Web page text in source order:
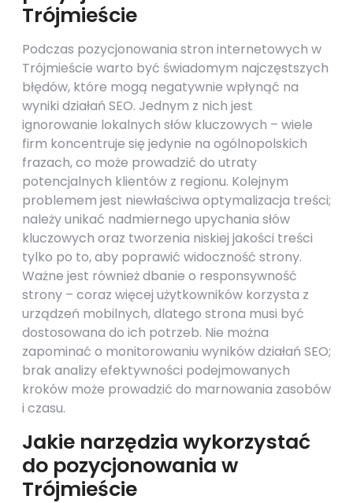
Trójmieście
Podczas pozycjonowania stron internetowych w
Trójmieście warto być świadomym najczęstszych
błędów, które mogą negatywnie wpłynąć na
wyniki działań SEO. Jednym z nich jest
ignorowanie lokalnych słów kluczowych – wiele
firm koncentruje się jedynie na ogólnopolskich
frazach, co może prowadzić do utraty
potencjalnych klientów z regionu. Kolejnym
problemem jest niewłaściwa optymalizacja treści;
należy unikać nadmiernego upychania słów
kluczowych oraz tworzenia niskiej jakości treści
tylko po to, aby poprawić widoczność strony.
Ważne jest również dbanie o responsywność
strony – coraz więcej użytkowników korzysta z
urządzeń mobilnych, dlatego strona musi być
dostosowana do ich potrzeb. Nie można
zapominać o monitorowaniu wyników działań SEO;
brak analizy efektywności podejmowanych
kroków może prowadzić do marnowania zasobów
i czasu.
Jakie narzędzia wykorzystać
do pozycjonowania w
Trójmieście